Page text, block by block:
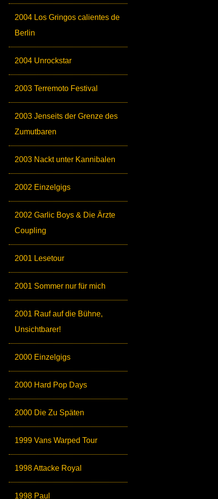
2004 Los Gringos calientes de
Berlin
2004 Unrockstar
2003 Terremoto Festival
2003 Jenseits der Grenze des
Zumutbaren
2003 Nackt unter Kannibalen
2002 Einzelgigs
2002 Garlic Boys & Die Ärzte
Coupling
2001 Lesetour
2001 Sommer nur für mich
2001 Rauf auf die Bühne,
Unsichtbarer!
2000 Einzelgigs
2000 Hard Pop Days
2000 Die Zu Späten
1999 Vans Warped Tour
1998 Attacke Royal
1998 Paul